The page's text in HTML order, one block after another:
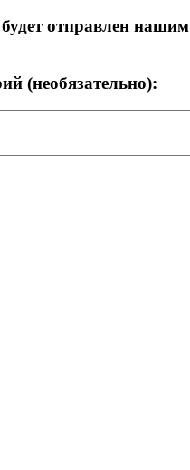
отправлен нашим
(необязательно):